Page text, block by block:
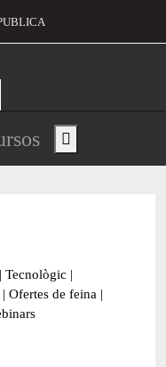
d'usuari
de
Show main menu
| Tecnològic |
| Ofertes de feina |